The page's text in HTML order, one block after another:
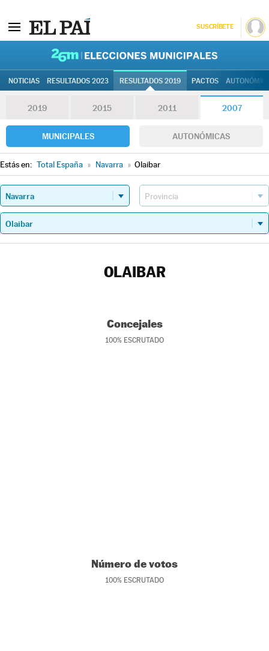
SUSCRÍBETE
NOTICIAS RESULTADOS 2023 RESULTADOS 2019 PACTOS
2019 2015 2011 2007
MUNICIPALES AUTONÓMICAS
Estás en: Total España » Navarra » Olaibar
OLAIBAR
Concejales
100% ESCRUTADO
Número de votos
100% ESCRUTADO